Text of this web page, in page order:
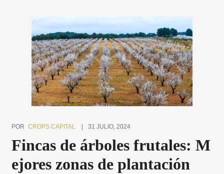
transacciones innovadoras, como nuestra primera
venta completamente online. […]
POR CROPS CAPITAL 31 JULIO, 2024
Fincas de árboles frutales: M
ejores zonas de plantación